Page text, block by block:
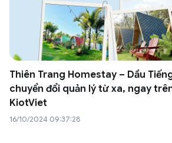
Thiên Trang Homestay – Dầu
chuyển đổi quản lý từ xa, ngay
KiotViet
16/10/2024 09:37:28